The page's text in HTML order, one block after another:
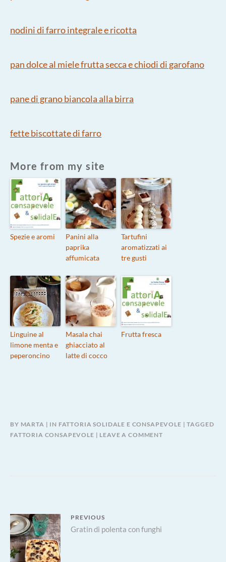
nodini di farro integrale e ricotta
pan dolce al miele frutta secca e chiodi di garofano
pane di grano biancola alla birra
fette biscottate di farro
More from my site
Spezie e aromi
Panini alla
paprika
affumicata
Tartufini
aromatizzati ai
tre gusti
Linguine al
limone menta e
peperoncino
Masala chai
ghiacciato al
latte di cocco
Frutta fresca
BY MARTA IN FATTORIA SOLIDALE E CONSAPEVOLE
TAGGED
FATTORIA CONSAPEVOLE
LEAVE A COMMENT
Navigazione
articoli
PREVIOUS
Previous
post:
Gratin di polenta con funghi